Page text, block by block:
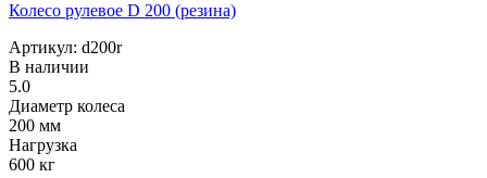
Колесо рулевое D 200 (резина)
Артикул: d200r
В наличии
5.0
Диаметр колеса
200 мм
Нагрузка
600 кг